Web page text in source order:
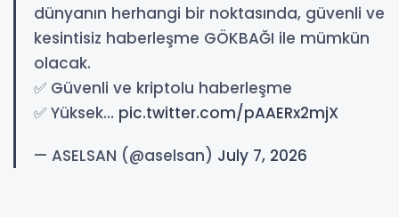
dünyanın herhangi bir noktasında, güvenli ve
kesintisiz haberleşme GÖKBAĞI ile mümkün
olacak.
✅ Güvenli ve kriptolu haberleşme
✅ Yüksek… pic.twitter.com/pAAERx2mjX
— ASELSAN (@aselsan) July 7, 2026